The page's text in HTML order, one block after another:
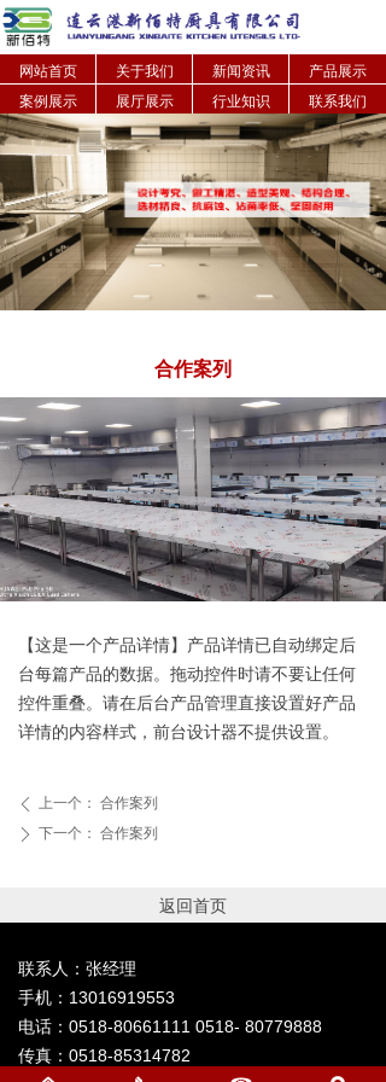
网站首页 关于我们 新闻资讯
产品展示
案例展示
展厅展示 行业知识 联系我们
【这是一个产品详情】产品详情已自动绑定后
台每篇产品的数据。拖动控件时请不要让任何
控件重叠。请在后台产品管理直接设置好产品
详情的内容样式，前台设计器不提供设置。
ꄴ 上一个： 合作案列
ꄲ 下一个： 合作案列
合作案列
联系人：张经理
手机：13016919553
电话：0518-80661111 0518- 80779888
传真：0518-85314782
返回首页